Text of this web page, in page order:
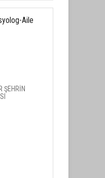
Aile
ŞEHRİN